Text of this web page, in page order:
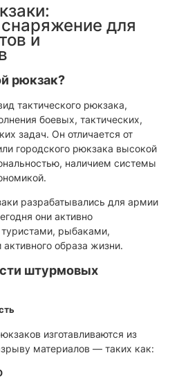
для
и
рюкзак?
тактического рюкзака,
боевых, тактических,
задач. Он отличается от
городского рюкзака высокой
наличием системы
разрабатывались для армии
они активно
туристами, рыбаками,
образа жизни.
штурмовых
изготавливаются из
материалов — таких как: